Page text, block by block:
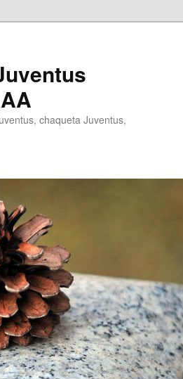
chaqueta Juventus,